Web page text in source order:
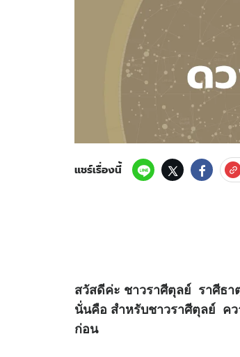
สงวนลิขสิทธิ์ © 2569 บริษัท อิมเมจ ฟิวเจอร์ (ประ
แชร์เรื่องนี้
สวัสดีค่ะ ชาวราศีตุลย์ ราศีธ
นั่นคือ สำหรับชาวราศีตุลย์ ค
ก่อน